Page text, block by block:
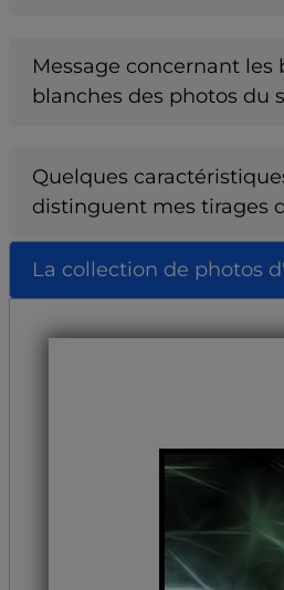
Message concernant les
blanches des photos du
Quelques
distinguent mes tirages
La collection de photos